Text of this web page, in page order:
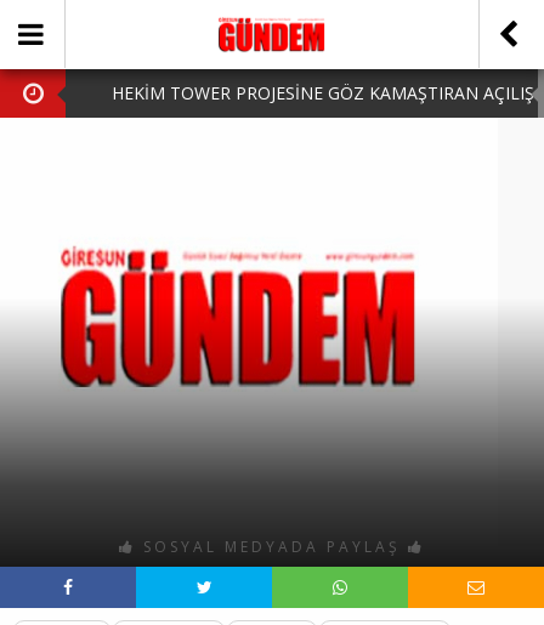
HEKİM TOWER PROJESİNE GÖZ KAMAŞTIRAN AÇILIŞ
HARUN CİCİ: VİDEOYU GÖRÜNCE GÖZLERİM DOLDU
SOSYAL MEDYADA PAYLAŞ